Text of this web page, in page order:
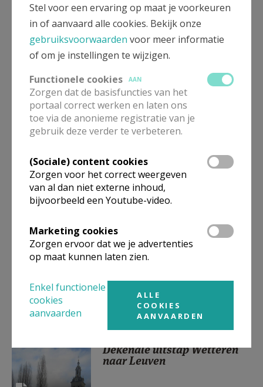
Hoger Diocesaan
Godsdienstinstituut
programma 2026-2027
Gezinsvakantie in het
Zwitserse Chandolin
Leven vanuit de doop
Dekenale uitstap Wetteren
naar Leuven
Stel voor een ervaring op maat je voorkeuren
in of aanvaard alle cookies. Bekijk onze
gebruiksvoorwaarden voor meer informatie
of om je instellingen te wijzigen.
Functionele cookies
AAN
Zorgen dat de basisfuncties van het
portaal correct werken en laten ons
toe via de anonieme registratie van je
gebruik deze verder te verbeteren.
(Sociale) content cookies
Zorgen voor het correct weergeven
van al dan niet externe inhoud,
bijvoorbeeld een Youtube-video.
Marketing cookies
Zorgen ervoor dat we je advertenties
op maat kunnen laten zien.
Enkel functionele
cookies
aanvaarden
ALLE
COOKIES
AANVAARDEN